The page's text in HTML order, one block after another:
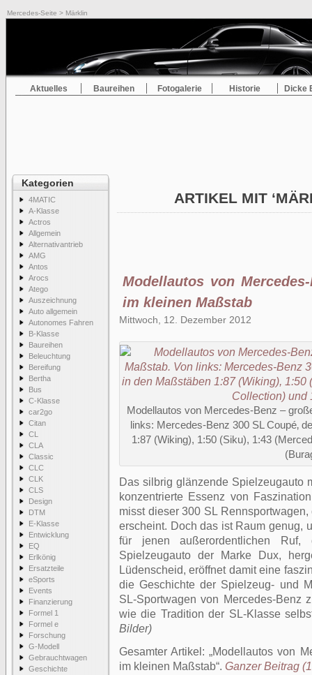
Mercedes-Seite > Märklin
Aktuelles Baureihen Fotogalerie Historie Dicke
Kategorien
4MATIC
A-Klasse
Actros
Allgemein
Alternativantrieb
AMG
Antos
Arocs
Atego
Auszeichnung
Auto allgemein
Autonomes Fahren
B-Klasse
Baureihen
Beleuchtung
Bereifung
Bertha
Bus
C-Klasse
car2go
Citan
CL
CLA
Classic
CLC
CLK
CLS
Design
DTM
E-Klasse
Entwicklung
EQ
Erlkönig
Ersatzteile
eSports
Events
Finanzierung
Formel 1
Formel e
Forschung
G-Modell
Gebrauchtwagen
Geschichte
ARTIKEL MIT
Modellautos von
im kleinen Maßstab
Mittwoch, 12. Dezember 2012
Modellautos von Mercedes-Benz –
links: Mercedes-Benz 300 SL Coupé‚
1:87 (Wiking), 1:50 (Siku), 1:43
Das silbrig glänzende Spielzeugauto
konzentrierte Essenz von
misst dieser 300 SL
erscheint. Doch das ist Raum genug,
für jenen außerordentlichen
Spielzeugauto der Marke Dux,
Lüdenscheid, eröffnet damit eine
die Geschichte der Spielzeug- und
SL-Sportwagen von Mercedes-Benz
wie die Tradition der SL-Klasse
Bilder)
Gesamter Artikel: Modellautos von
im kleinen Maßstab . Ganzer Beitrag